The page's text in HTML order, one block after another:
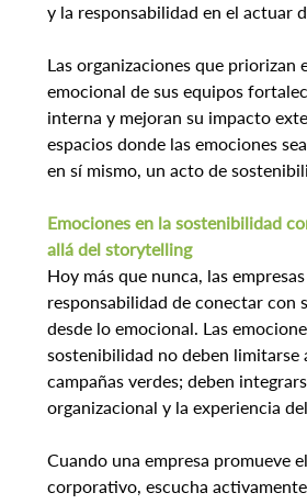
y la responsabilidad en el actuar
Las organizaciones que priorizan
emocional de sus equipos
interna y mejoran su impacto
espacios donde las emociones
en sí mismo, un acto de
Emociones en la sostenibilidad
allá del storytelling
Hoy más que nunca, las
responsabilidad de conectar con
desde lo emocional. Las
sostenibilidad no deben limitarse
campañas verdes; deben
organizacional y la experiencia
Cuando una empresa promueve
corporativo, escucha